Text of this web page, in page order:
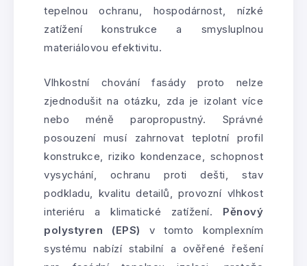
tepelnou ochranu, hospodárnost, nízké
zatížení konstrukce a smysluplnou
materiálovou efektivitu.
Vlhkostní chování fasády proto nelze
zjednodušit na otázku, zda je izolant více
nebo méně paropropustný. Správné
posouzení musí zahrnovat teplotní profil
konstrukce, riziko kondenzace, schopnost
vysychání, ochranu proti dešti, stav
podkladu, kvalitu detailů, provozní vlhkost
interiéru a klimatické zatížení. Pěnový
polystyren (EPS) v tomto komplexním
systému nabízí stabilní a ověřené řešení